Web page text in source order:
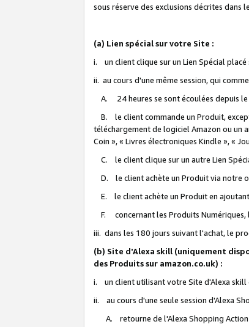
sous réserve des exclusions décrites dans
(a) Lien spécial sur votre Site :
i. un client clique sur un Lien Spécial
ii. au cours d'une même session, qui
A. 24 heures se sont écoulées depuis le
B. le client commande un Produit,
téléchargement de logiciel Amazon ou un
Coin », « Livres électroniques Kindle », «
C. le client clique sur un autre Lien
D. le client achète un Produit via notre
E. le client achète un Produit en ajoutant
F. concernant les Produits Numériques,
iii. dans les 180 jours suivant l'achat, le
(b) Site d'Alexa skill (uniquement
des Produits sur amazon.co.uk) :
i. un client utilisant votre Site d'Alexa skill
ii. au cours d'une seule session d'Alexa
A. retourne de l'Alexa Shopping